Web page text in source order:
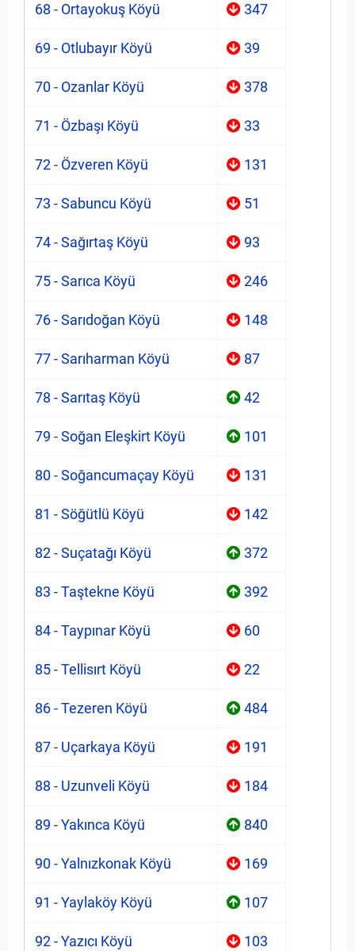
68 - Ortayokuş Köyü 347
69 - Otlubayır Köyü 39
70 - Ozanlar Köyü 378
71 - Özbaşı Köyü 33
72 - Özveren Köyü 131
73 - Sabuncu Köyü 51
74 - Sağırtaş Köyü 93
75 - Sarıca Köyü 246
76 - Sarıdoğan Köyü 148
77 - Sarıharman Köyü 87
78 - Sarıtaş Köyü 42
79 - Soğan Eleşkirt Köyü 101
80 - Soğancumaçay Köyü 131
81 - Söğütlü Köyü 142
82 - Suçatağı Köyü 372
83 - Taştekne Köyü 392
84 - Taypınar Köyü 60
85 - Tellisırt Köyü 22
86 - Tezeren Köyü 484
87 - Uçarkaya Köyü 191
88 - Uzunveli Köyü 184
89 - Yakınca Köyü 840
90 - Yalnızkonak Köyü 169
91 - Yaylaköy Köyü 107
92 - Yazıcı Köyü 103